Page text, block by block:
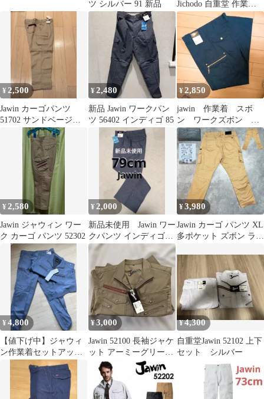
ツ シルバー 91 新品
Jichodo 自重堂 作業服
パンツ 88 ネイビー
Jawin 発熱加工
SGAW26-2002
¥ 2,500
Jawin カーゴパンツ
51702 サンドベージュ
¥2,480
新品 Jawin ワークパン
ツ 56402 インディゴ 85
¥2,850
jawin 作業着 スボ
ン ワークズボン 新
品 作業服
¥ 2,580
Jawin ジャウィン ワー
ク カーゴ パンツ 52302
¥ 2,000
新品未使用 Jawin ワー
クパンツ インディゴ
79cm
¥3,980
Jawin カーゴ パンツ XL
多ポケット ズボン ライ
¥4,800
【値下げ中】ジャウィ
ン作業着セットアップ
¥3,000
Jawin 52100 長袖ジャケ
ット アーミーグリーン
¥4,300
自重堂Jawin 52102 上下
セット シルバー